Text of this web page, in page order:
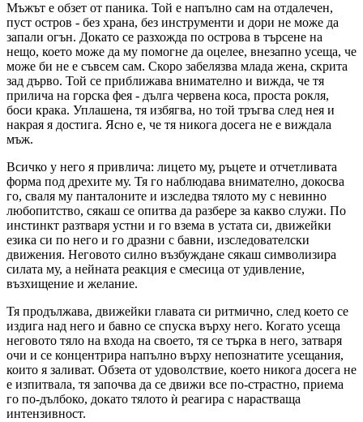
Мъжът е обзет от паника. Той е напълно сам на отдалечен,
пуст остров - без храна, без инструменти и дори не може да
запали огън. Докато се разхожда по острова в търсене на
нещо, което може да му помогне да оцелее, внезапно усеща, че
може би не е съвсем сам. Скоро забелязва млада жена, скрита
зад дърво. Той се приближава внимателно и вижда, че тя
прилича на горска фея - дълга червена коса, проста рокля,
боси крака. Уплашена, тя избягва, но той тръгва след нея и
накрая я достига. Ясно е, че тя никога досега не е виждала
мъж.
Всичко у него я привлича: лицето му, ръцете и отчетливата
форма под дрехите му. Тя го наблюдава внимателно, докосва
го, сваля му панталоните и изследва тялото му с невинно
любопитство, сякаш се опитва да разбере за какво служи. По
инстинкт разтваря устни и го взема в устата си, движейки
езика си по него и го дразни с бавни, изследователски
движения. Неговото силно възбуждане сякаш символизира
силата му, а нейната реакция е смесица от удивление,
възхищение и желание.
Тя продължава, движейки главата си ритмично, след което се
издига над него и бавно се спуска върху него. Когато усеща
неговото тяло на входа на своето, тя се търка в него, затваря
очи и се концентрира напълно върху непознатите усещания,
които я заливат. Обзета от удоволствие, което никога досега не
е изпитвала, тя започва да се движи все по-страстно, приема
го по-дълбоко, докато тялото ѝ реагира с нарастваща
интензивност.